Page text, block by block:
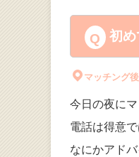
初め
マッチング
今日の夜に
電話は得意
なにかアド